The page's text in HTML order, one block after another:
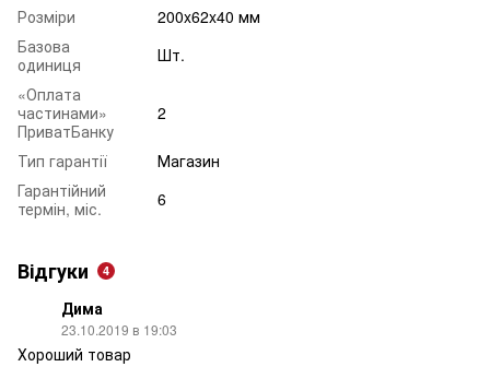
Розміри
200x62x40 мм
Базова
одиниця
Шт.
«Оплата
частинами»
ПриватБанку
2
Тип гарантії
Магазин
Гарантійний
термін, міс.
6
Відгуки 4
Дима
23.10.2019 в 19:03
Хороший товар